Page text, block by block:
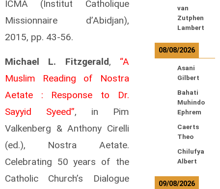
ICMA (Institut Catholique
Missionnaire d’Abidjan),
2015, pp. 43-56.
Michael L. Fitzgerald, “A
Muslim Reading of Nostra
Aetate : Response to Dr.
Sayyid Syeed”, in Pim
Valkenberg & Anthony Cirelli
(ed.), Nostra Aetate.
Celebrating 50 years of the
Catholic Church’s Dialogue
van
Zutphen
Lambert
08/08/2026
Asani
Gilbert
Bahati
Muhindo
Ephrem
Caerts
Theo
Chilufya
Albert
09/08/2026